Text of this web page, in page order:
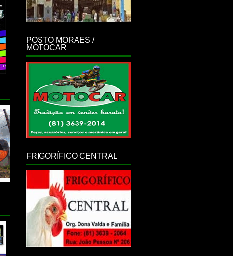
POSTO MORAES /
MOTOCAR
FRIGORÍFICO CENTRAL